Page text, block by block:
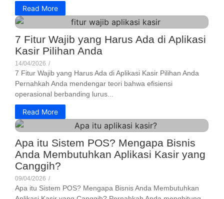
Read More
7 Fitur Wajib yang Harus Ada di Aplikasi
Kasir Pilihan Anda
14/04/2026 /
7 Fitur Wajib yang Harus Ada di Aplikasi Kasir Pilihan Anda
Pernahkah Anda mendengar teori bahwa efisiensi
operasional berbanding lurus...
Read More
Apa itu Sistem POS? Mengapa Bisnis
Anda Membutuhkan Aplikasi Kasir yang
Canggih?
09/04/2026 /
Apa itu Sistem POS? Mengapa Bisnis Anda Membutuhkan